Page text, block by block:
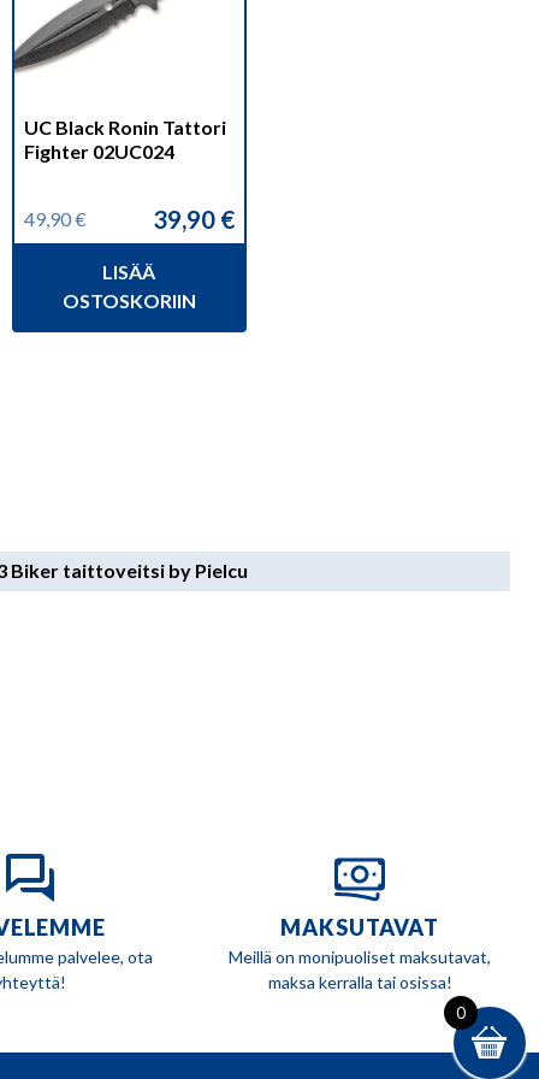
UC Black Ronin Tattori
Fighter 02UC024
49,90€
Alkuperäinen
49,90 €.
39,90 €
Nykyinen
39,90 €.
LISÄÄ
OSTOSKORIIN
Biker taittoveitsi by Pielcu
palvelee, ota
MAKSUTAVAT
Meillä on monipuoliset maksutavat,
maksa kerralla tai osissa!
0